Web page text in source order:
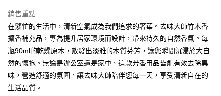
便利好安心！
１．簡單：不需註冊會員、不需綁卡、不需儲值。
２．便利：只要手機號碼，簡訊認證，即可結帳。
３．安心：先確認商品／服務後，再付款。
【「AFTEE先享後付」結帳流程】
１．於結帳方式選擇「AFTEE先享後付」後，將跳轉至「AFTEE先享後付」
結帳頁面，進行簡訊認證並確認金額後，即可完成結帳。
２．訂單成立數日內，您將收到繳費通知簡訊。
運送方式
全家取貨付款
付款後全家取貨
每筆NT$60，滿NT$599(含以上)免運費
銷售重點
在繁忙的生活中，清新空氣成為我們追求的奢華。去味大師竹木香
擴香補充品，專為提升居家環境而設計，帶來持久的自然香氣。每
瓶90ml的乾燥原木，散發出淡雅的木質芬芳，讓您瞬間沉浸於大自
然的懷抱。無論是辦公室還是家中，這款芳香用品皆能有效去除異
味，營造舒適的氛圍。讓去味大師陪伴您每一天，享受清新自在的
生活品質。